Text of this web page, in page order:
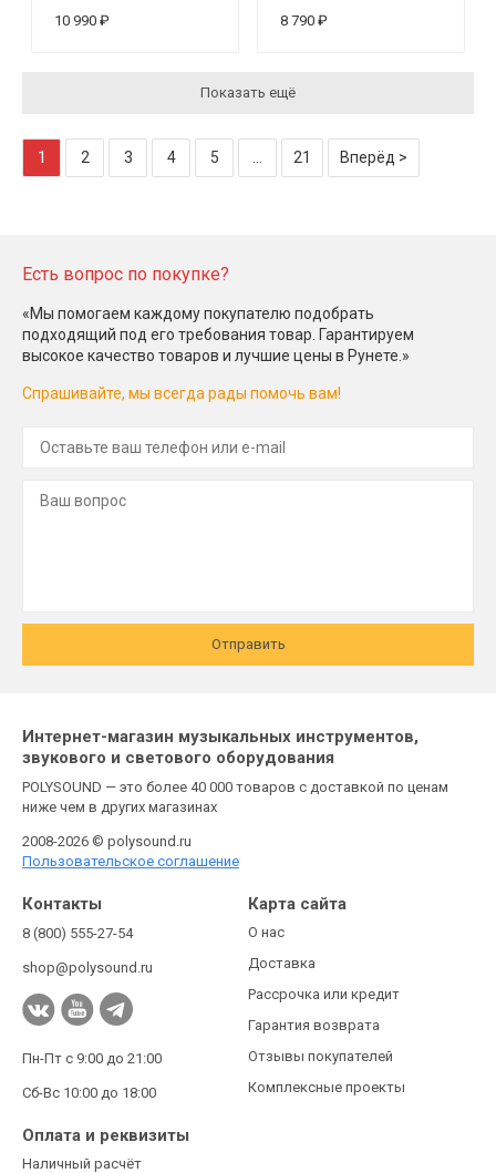
10 990 ₽ 8 790 ₽
Показать ещё
1 2 3 4 5 21 Вперёд >
Есть вопрос по покупке?
«Мы помогаем каждому покупателю подобрать
подходящий под его требования товар. Гарантируем
высокое качество товаров и лучшие цены в Рунете.»
Спрашивайте, мы всегда рады помочь вам!
Отправить
Интернет-магазин музыкальных инструментов,
звукового и светового оборудования
POLYSOUND — это более 40 000 товаров с доставкой по ценам
ниже чем в других магазинах
2008-2026 © polysound.ru
Пользовательское соглашение
Контакты
8 (800) 555-27-54
shop@polysound.ru
Пн-Пт с 9:00 до 21:00
Сб-Вс 10:00 до 18:00
Карта сайта
О нас
Доставка
Рассрочка или кредит
Гарантия возврата
Отзывы покупателей
Комплексные проекты
Оплата и реквизиты
Наличный расчёт